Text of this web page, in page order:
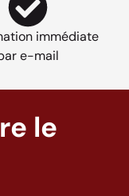
immédiate
e-mail
le